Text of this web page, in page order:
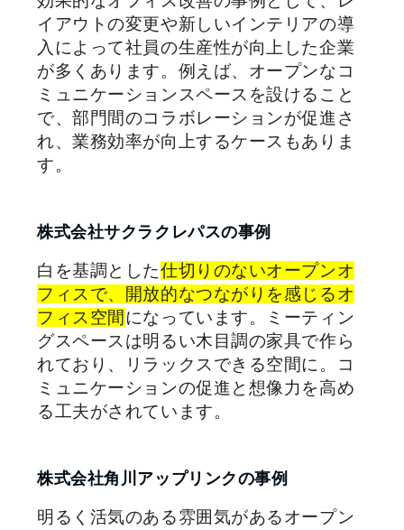
イアウトの変更や新しいインテリアの導
入によって社員の生産性が向上した企業
が多くあります。例えば、オープンなコ
ミュニケーションスペースを設けること
で、部門間のコラボレーションが促進さ
れ、業務効率が向上するケースもありま
す。
株式会社サクラクレパスの事例
白を基調とした仕切りのないオープンオ
フィスで、開放的なつながりを感じるオ
フィス空間になっています。ミーティン
グスペースは明るい木目調の家具で作ら
れており、リラックスできる空間に。コ
ミュニケーションの促進と想像力を高め
る工夫がされています。
株式会社角川アップリンクの事例
明るく活気のある雰囲気があるオープン